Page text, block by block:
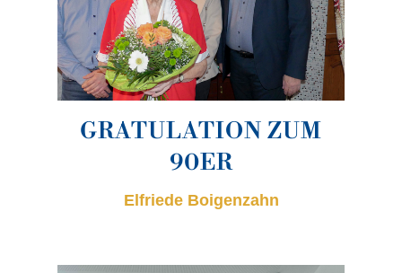
GRATULATION ZUM
90ER
Elfriede Boigenzahn